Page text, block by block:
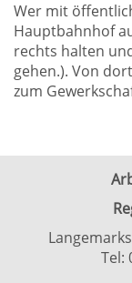
Wer mit
Hauptbahnhof
rechts halten
gehen.). Von
zum
Tel: